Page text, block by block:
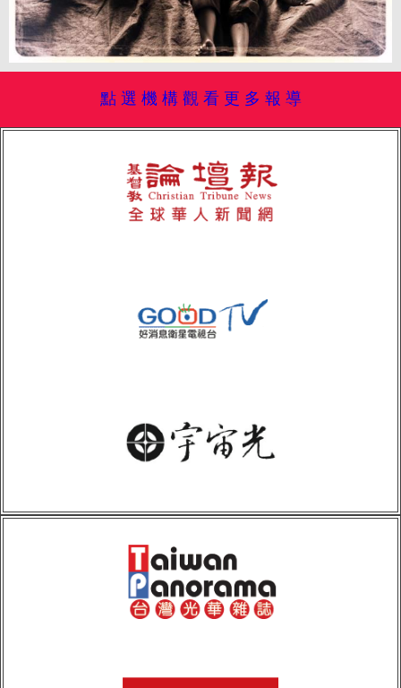
點 選 機 構 觀 看 更 多 報 導